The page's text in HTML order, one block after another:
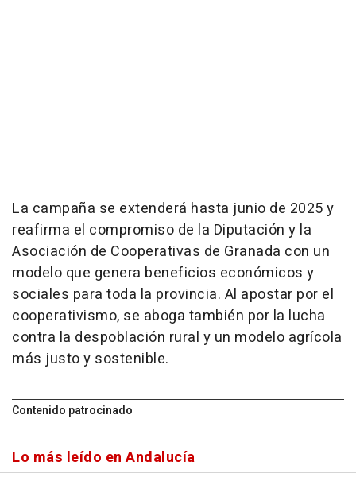
La campaña se extenderá hasta junio de 2025 y
reafirma el compromiso de la Diputación y la
Asociación de Cooperativas de Granada con un
modelo que genera beneficios económicos y
sociales para toda la provincia. Al apostar por el
cooperativismo, se aboga también por la lucha
contra la despoblación rural y un modelo agrícola
más justo y sostenible.
Contenido patrocinado
Lo más leído en Andalucía